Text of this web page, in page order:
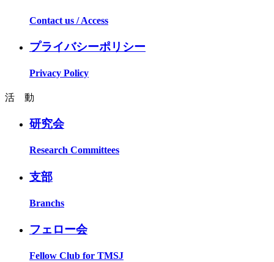
Contact us / Access
プライバシーポリシー
Privacy Policy
活 動
研究会
Research Committees
支部
Branchs
フェロー会
Fellow Club for TMSJ